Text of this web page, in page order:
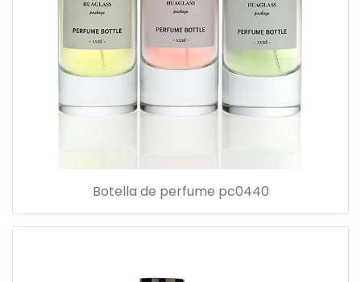
Botella de perfume pc0440